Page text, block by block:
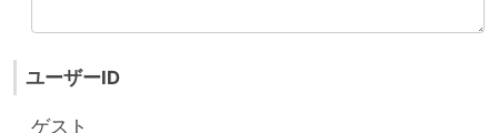
ユーザーID
ゲスト